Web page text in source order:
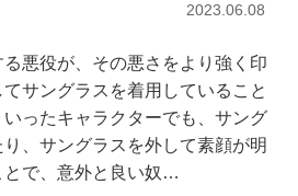
2023.06.08
悪役が、その悪さをより強く印
サングラスを着用していること
ったキャラクターでも、サング
、サングラスを外して素顔が明
とで、意外と良い奴…